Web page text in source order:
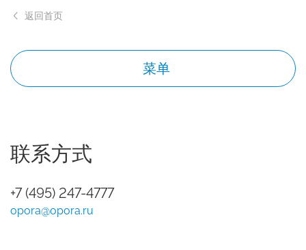
返回首页
菜单
联系方式
+7 (495) 247-4777
opora@opora.ru